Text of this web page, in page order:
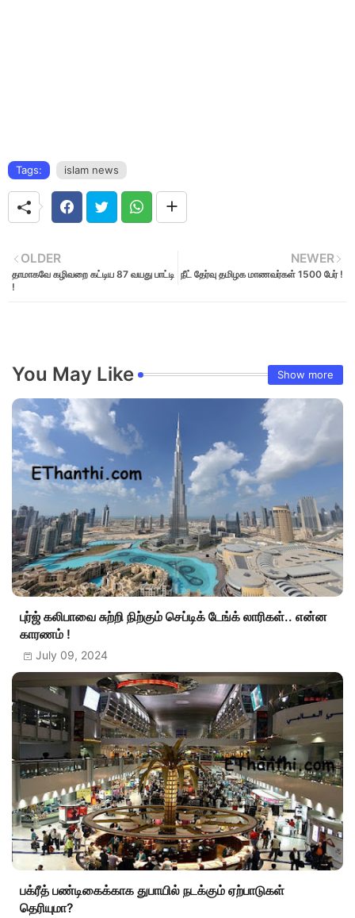
Tags: islam news
NEWER
நீட் தேர்வு தமிழக மாணவர்கள் 1500 பேர் !
OLDER
தாமாகவே கழிவறை கட்டிய 87 வயது பாட்டி
!
You May Like Show more
புர்ஜ் கலிபாவை சுற்றி நிற்கும் செப்டிக் டேங்க் லாரிகள்.. என்ன
காரணம் !
July 09, 2024
பக்ரீத் பண்டிகைக்காக துபாயில் நடக்கும் ஏற்பாடுகள்
தெரியுமா?